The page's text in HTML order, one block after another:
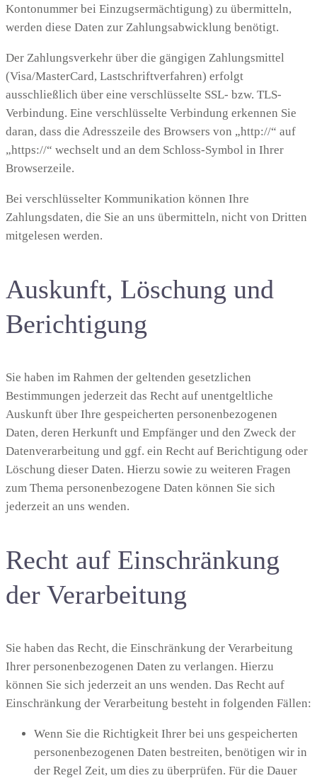
Kontonummer bei Einzugsermächtigung) zu übermitteln,
werden diese Daten zur Zahlungsabwicklung benötigt.
Der Zahlungsverkehr über die gängigen Zahlungsmittel
(Visa/MasterCard, Lastschriftverfahren) erfolgt
ausschließlich über eine verschlüsselte SSL- bzw. TLS-
Verbindung. Eine verschlüsselte Verbindung erkennen Sie
daran, dass die Adresszeile des Browsers von „http://“ auf
„https://“ wechselt und an dem Schloss-Symbol in Ihrer
Browserzeile.
Bei verschlüsselter Kommunikation können Ihre
Zahlungsdaten, die Sie an uns übermitteln, nicht von Dritten
mitgelesen werden.
Auskunft, Löschung und
Berichtigung
Sie haben im Rahmen der geltenden gesetzlichen
Bestimmungen jederzeit das Recht auf unentgeltliche
Auskunft über Ihre gespeicherten personenbezogenen
Daten, deren Herkunft und Empfänger und den Zweck der
Datenverarbeitung und ggf. ein Recht auf Berichtigung oder
Löschung dieser Daten. Hierzu sowie zu weiteren Fragen
zum Thema personenbezogene Daten können Sie sich
jederzeit an uns wenden.
Recht auf Einschränkung
der Verarbeitung
Sie haben das Recht, die Einschränkung der Verarbeitung
Ihrer personenbezogenen Daten zu verlangen. Hierzu
können Sie sich jederzeit an uns wenden. Das Recht auf
Einschränkung der Verarbeitung besteht in folgenden Fällen:
Wenn Sie die Richtigkeit Ihrer bei uns gespeicherten
personenbezogenen Daten bestreiten, benötigen wir in
der Regel Zeit, um dies zu überprüfen. Für die Dauer